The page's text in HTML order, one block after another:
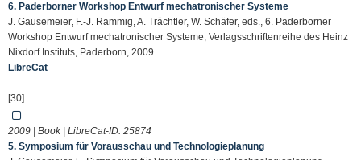
6. Paderborner Workshop Entwurf mechatronischer Systeme
J. Gausemeier, F.-J. Rammig, A. Trächtler, W. Schäfer, eds., 6. Paderborner
Workshop Entwurf mechatronischer Systeme, Verlagsschriftenreihe des Heinz
Nixdorf Instituts, Paderborn, 2009.
LibreCat
[30]
2009 | Book | LibreCat-ID: 25874
5. Symposium für Vorausschau und Technologieplanung